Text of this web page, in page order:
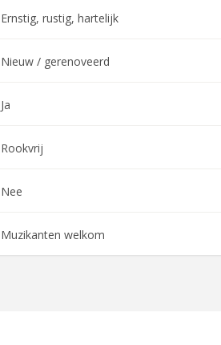
Ernstig, rustig, hartelijk
Nieuw / gerenoveerd
Ja
Rookvrij
Nee
Muzikanten welkom